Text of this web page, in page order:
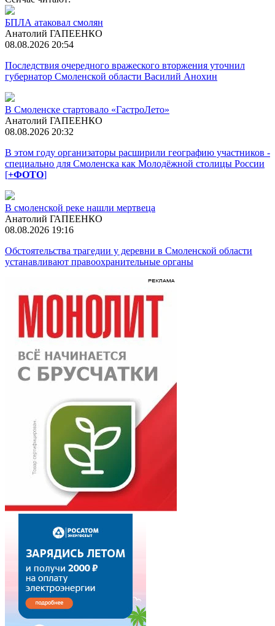
БПЛА атаковал смолян
Анатолий ГАПЕЕНКО
08.08.2026 20:54
Последствия очередного вражеского вторжения уточнил
губернатор Смоленской области Василий Анохин
В Смоленске стартовало «ГастроЛето»
Анатолий ГАПЕЕНКО
08.08.2026 20:32
В этом году организаторы расширили географию участников -
специально для Смоленска как Молодёжной столицы России
[+ФОТО]
В смоленской реке нашли мертвеца
Анатолий ГАПЕЕНКО
08.08.2026 19:16
Обстоятельства трагедии у деревни в Смоленской области
устанавливают правоохранительные органы